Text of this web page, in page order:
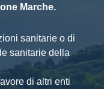
Marche.
sanitarie o di
sanitarie della
di altri enti